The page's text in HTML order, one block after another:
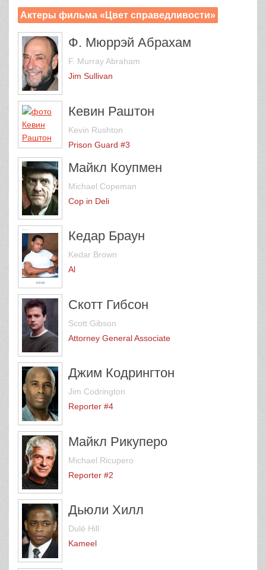
Актеры фильма «Цвет справедливости»
Ф. Мюррэй Абрахам
F. Murray Abraham
Jim Sullivan
Кевин Раштон
Kevin Rushton
Prison Guard #3
Майкл Коупмен
Michael Copeman
Cop in Deli
Кедар Браун
Kedar Brown
Al
Скотт Гибсон
Scott Gibson
Attorney General Associate
Джим Кодрингтон
Jim Codrington
Reporter #4
Майкл Рикуперо
Michael Ricupero
Reporter #2
Дьюли Хилл
Dulé Hill
Kameel